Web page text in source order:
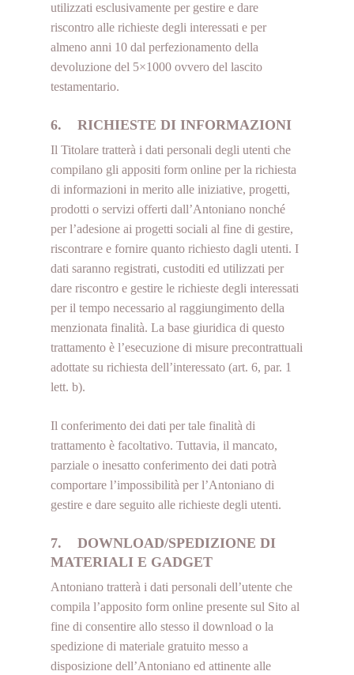
utilizzati esclusivamente per gestire e dare
riscontro alle richieste degli interessati e per
almeno anni 10 dal perfezionamento della
devoluzione del 5×1000 ovvero del lascito
testamentario.
6. RICHIESTE DI INFORMAZIONI
Il Titolare tratterà i dati personali degli utenti che
compilano gli appositi form online per la richiesta
di informazioni in merito alle iniziative, progetti,
prodotti o servizi offerti dall’Antoniano nonché
per l’adesione ai progetti sociali al fine di gestire,
riscontrare e fornire quanto richiesto dagli utenti. I
dati saranno registrati, custoditi ed utilizzati per
dare riscontro e gestire le richieste degli interessati
per il tempo necessario al raggiungimento della
menzionata finalità. La base giuridica di questo
trattamento è l’esecuzione di misure precontrattuali
adottate su richiesta dell’interessato (art. 6, par. 1
lett. b).
Il conferimento dei dati per tale finalità di
trattamento è facoltativo. Tuttavia, il mancato,
parziale o inesatto conferimento dei dati potrà
comportare l’impossibilità per l’Antoniano di
gestire e dare seguito alle richieste degli utenti.
7. DOWNLOAD/SPEDIZIONE DI
MATERIALI E GADGET
Antoniano tratterà i dati personali dell’utente che
compila l’apposito form online presente sul Sito al
fine di consentire allo stesso il download o la
spedizione di materiale gratuito messo a
disposizione dell’Antoniano ed attinente alle